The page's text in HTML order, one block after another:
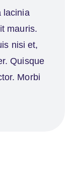
lacinia
mauris.
nisi et,
Quisque
Morbi